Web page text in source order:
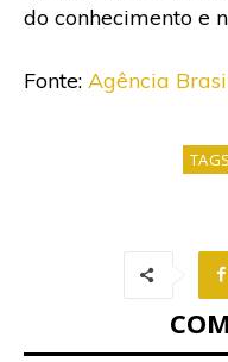
do conhecimento e
Fonte: Agência
TAGS